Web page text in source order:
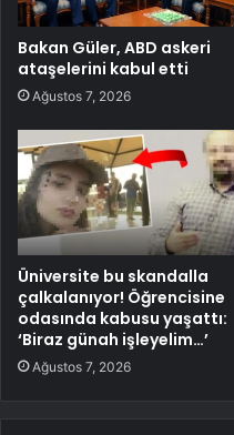
Bakan Güler, ABD askeri
ataşelerini kabul etti
Ağustos 7, 2026
Üniversite bu skandalla
çalkalanıyor! Öğrencisine
odasında kabusu yaşattı:
‘Biraz günah işleyelim…’
Ağustos 7, 2026